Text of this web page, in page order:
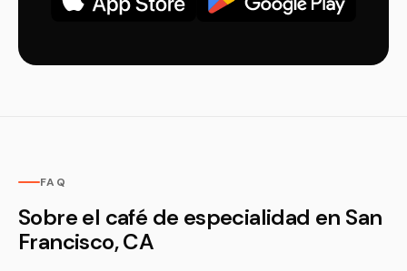
FAQ
Sobre el café de especialidad en San
Francisco, CA